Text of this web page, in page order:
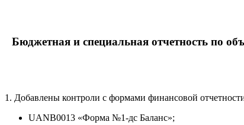
Бюджетная и специальная отчетность по
1. Добавлены контроли с формами финансовой
UANB0013 «Форма №1-дс Баланс»;